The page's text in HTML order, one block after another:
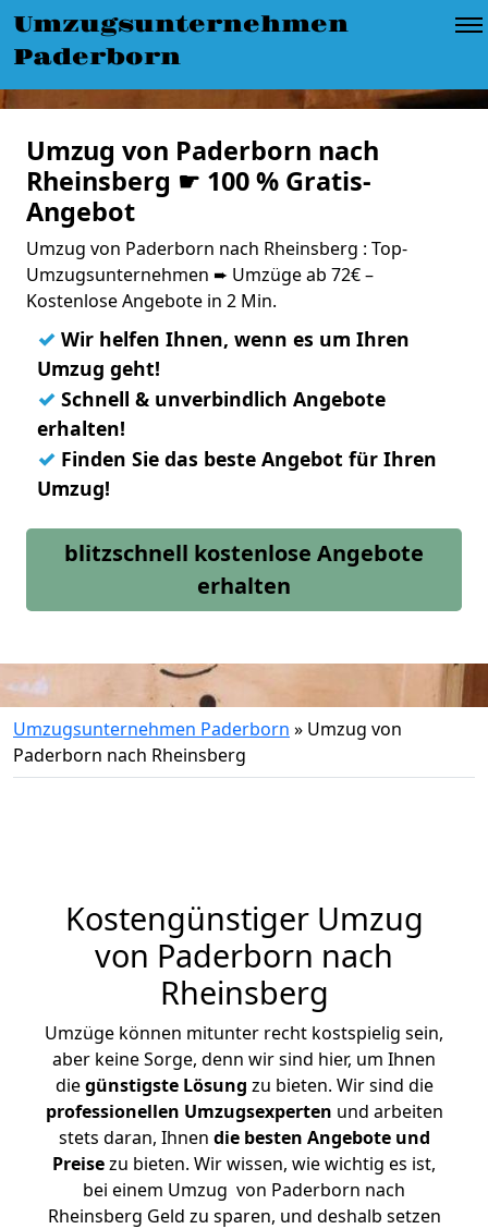
Umzugsunternehmen
Paderborn
Umzug von Paderborn nach
Rheinsberg ☛ 100 % Gratis-
Angebot
Umzug von Paderborn nach Rheinsberg : Top-
Umzugsunternehmen ➨ Umzüge ab 72€ –
Kostenlose Angebote in 2 Min.
✓ Wir helfen Ihnen, wenn es um Ihren
Umzug geht!
✓ Schnell & unverbindlich Angebote
erhalten!
✓ Finden Sie das beste Angebot für Ihren
Umzug!
blitzschnell kostenlose Angebote
erhalten
Umzugsunternehmen Paderborn » Umzug von
Paderborn nach Rheinsberg
Kostengünstiger Umzug
von Paderborn nach
Rheinsberg
Umzüge können mitunter recht kostspielig sein,
aber keine Sorge, denn wir sind hier, um Ihnen
diegünstigste Lösung zu bieten. Wir sind die
professionellen Umzugsexperten und arbeiten
stets daran, Ihnen die besten Angebote und
Preisezu bieten. Wir wissen, wie wichtig es ist,
bei einem Umzug von Paderborn nach
Rheinsberg Geld zu sparen, und deshalb setzen